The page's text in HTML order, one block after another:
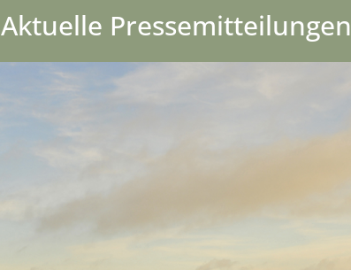
Aktuelle Pressemitteilungen